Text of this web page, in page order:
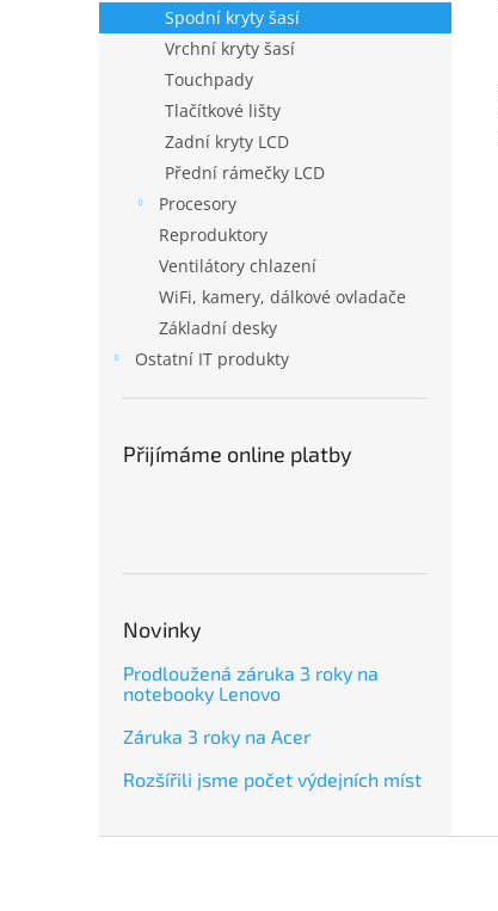
Spodní kryty šasí
Vrchní kryty šasí
Touchpady
Tlačítkové lišty
Zadní kryty LCD
Přední rámečky LCD
Procesory
Reproduktory
Ventilátory chlazení
WiFi, kamery, dálkové ovladače
Základní desky
Ostatní IT produkty
Přijímáme online platby
Novinky
Prodloužená záruka 3 roky na
notebooky Lenovo
Záruka 3 roky na Acer
Rozšířili jsme počet výdejních míst